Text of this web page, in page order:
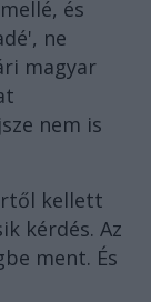
és
ne
magyar
nem is
kellett
kérdés. Az
ment. És